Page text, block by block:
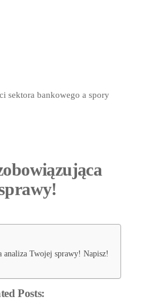
analiza Twojej sprawy! Napisz!
Posts: